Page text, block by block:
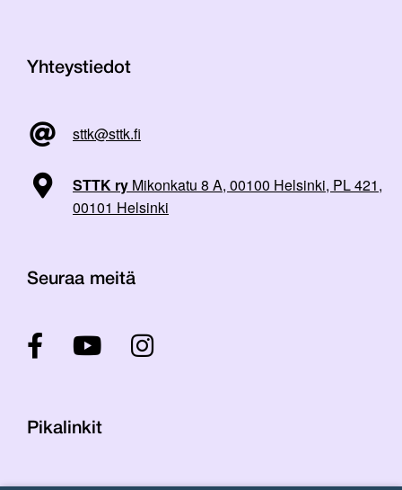
Yhteystiedot
sttk@sttk.fi
STTK ry Mikonkatu 8 A, 00100 Helsinki, PL 421,
00101 Helsinki
Seuraa meitä
Pikalinkit